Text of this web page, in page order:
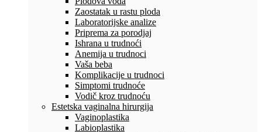
Zaostatak u rastu ploda
Laboratorijske analize
Priprema za porodjaj
Ishrana u trudnoći
Anemija u trudnoci
Vaša beba
Komplikacije u trudnoci
Simptomi trudnoće
Vodič kroz trudnoću
Estetska vaginalna hirurgija
Vaginoplastika
Labioplastika